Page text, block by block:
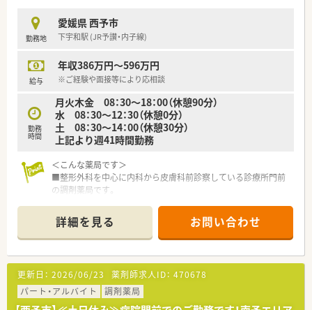
■在宅業務は現状ございません。
■電子薬歴・Vマス導入されています。
■ご入職後は現場にてOJT研修を行います。
■環境の変化に応じ、ステージに合った研修を実施しておりま
実技研修では実際の業務さながらの体験とともに、幅広く薬剤
師の仕事を学び、仕事への理解を深めることが出来ます。
＜法人特徴＞
でにあのお薬や化粧品を・・・」というお客様の生活シーンに対応
したインストア型、そのインストア型の中でも化粧品を専門に扱
うコスメ店など地域のお客様のニーズに合わせた店舗展開をし
ております。
■ツルハグループとして瀬戸内海圏にてドミナント展開を強化
している地域№１のドラッグチェーンです。
今後も更に、ドラッグストアと調剤薬局の併設店を標準型店舗
として、利便性と専門性を兼ね備えた店舗展開を図って参りま
す。
■愛媛県を中心に四国・中国エリアに228店舗展開しておりま
す。現在約3割が調剤取扱店舗です。
■様々な福利厚生制度で、業界トップクラスの満足度を誇ってお
勤務地
愛媛県 西予市
下宇和駅 (JR予讃・内子線)
給与
年収386万円～596万円
※ご経験や面接等により応相談
勤務
時間
月火木金 08：30～18：00（休憩90分）
水 08：30～12：30（休憩0分）
土 08：30～14：00（休憩30分）
上記より週41時間勤務
＜こんな薬局です＞
■整形外科を中心に内科から皮膚科前診察している診療所門前
の調剤薬局です。
■近隣にドミナント展開しているのでいざと言う時の応援体制
もしっかりあります。
＜業務内容＞
■外来処方箋のご対応を主にお願いいたします。
■在宅患者様のご対応も状況にあわせて対応されています。
ご経験やご入職後の状況に応じてご対応頂く場合がございま
す。
詳細を見る お問い合わせ
更新日： 2026/06/23 薬剤師求人ID： 470678
パート・アルバイト
調剤薬局